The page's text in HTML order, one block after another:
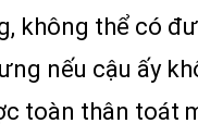
không thể có
nếu cậu ấy
toàn thân toát